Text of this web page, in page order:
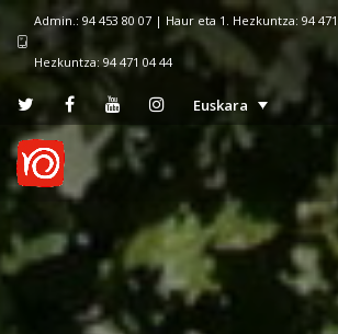
Admin.: 94 453 80 07 | Haur eta 1. Hezkuntza: 94
Hezkuntza: 94 471 04 44
Euskara